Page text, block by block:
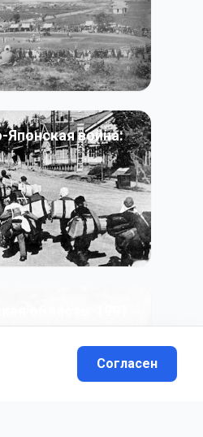
Японская война:
Согласен